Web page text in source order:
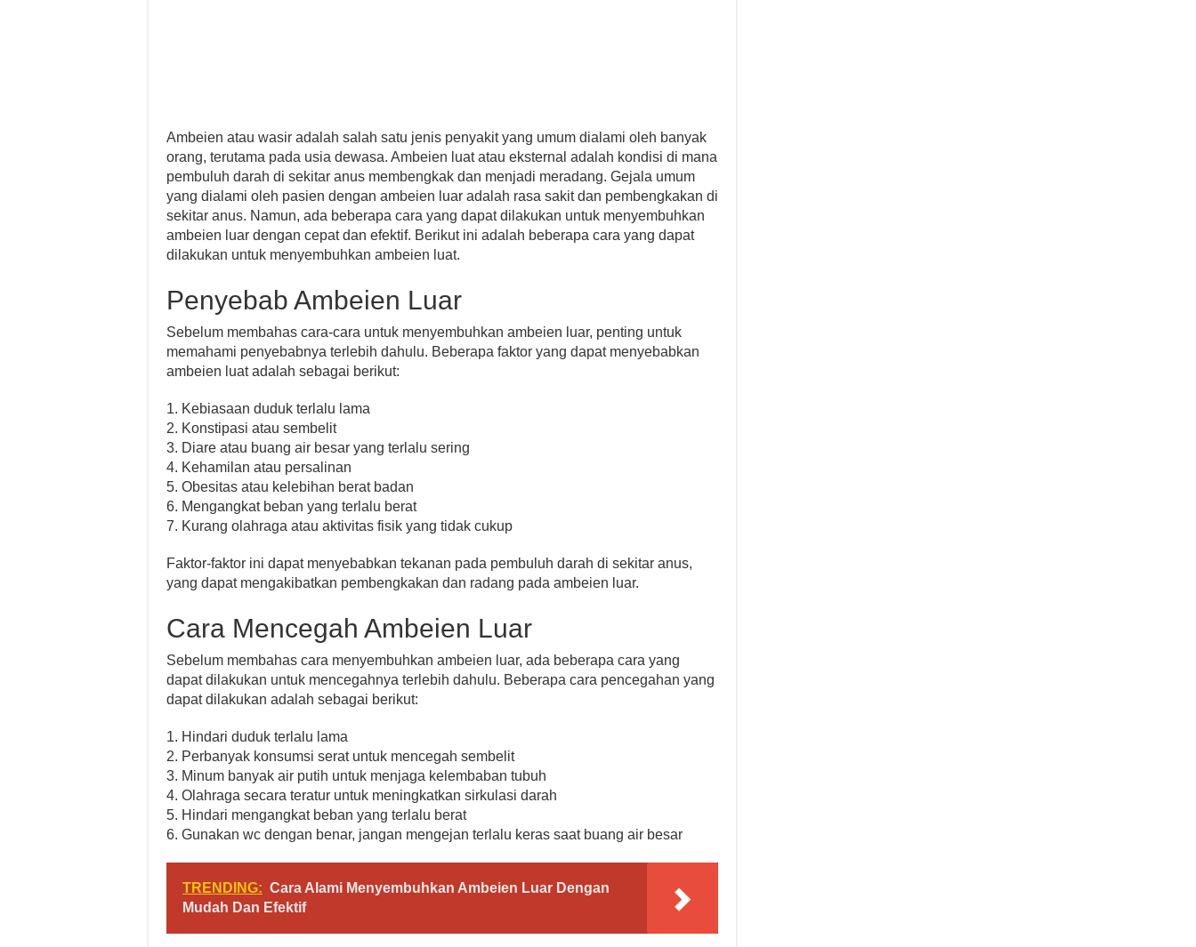
Ambeien atau wasir adalah salah satu jenis penyakit yang umum dialami oleh banyak
orang, terutama pada usia dewasa. Ambeien luat atau eksternal adalah kondisi di mana
pembuluh darah di sekitar anus membengkak dan menjadi meradang. Gejala umum
yang dialami oleh pasien dengan ambeien luar adalah rasa sakit dan pembengkakan di
sekitar anus. Namun, ada beberapa cara yang dapat dilakukan untuk menyembuhkan
ambeien luar dengan cepat dan efektif. Berikut ini adalah beberapa cara yang dapat
dilakukan untuk menyembuhkan ambeien luat.
Penyebab Ambeien Luar
Sebelum membahas cara-cara untuk menyembuhkan ambeien luar, penting untuk
memahami penyebabnya terlebih dahulu. Beberapa faktor yang dapat menyebabkan
ambeien luat adalah sebagai berikut:
1. Kebiasaan duduk terlalu lama
2. Konstipasi atau sembelit
3. Diare atau buang air besar yang terlalu sering
4. Kehamilan atau persalinan
5. Obesitas atau kelebihan berat badan
6. Mengangkat beban yang terlalu berat
7. Kurang olahraga atau aktivitas fisik yang tidak cukup
Faktor-faktor ini dapat menyebabkan tekanan pada pembuluh darah di sekitar anus,
yang dapat mengakibatkan pembengkakan dan radang pada ambeien luar.
Cara Mencegah Ambeien Luar
Sebelum membahas cara menyembuhkan ambeien luar, ada beberapa cara yang
dapat dilakukan untuk mencegahnya terlebih dahulu. Beberapa cara pencegahan yang
dapat dilakukan adalah sebagai berikut:
1. Hindari duduk terlalu lama
2. Perbanyak konsumsi serat untuk mencegah sembelit
3. Minum banyak air putih untuk menjaga kelembaban tubuh
4. Olahraga secara teratur untuk meningkatkan sirkulasi darah
5. Hindari mengangkat beban yang terlalu berat
6. Gunakan wc dengan benar, jangan mengejan terlalu keras saat buang air besar
TRENDING: Cara Alami Menyembuhkan Ambeien Luar Dengan
Mudah Dan Efektif